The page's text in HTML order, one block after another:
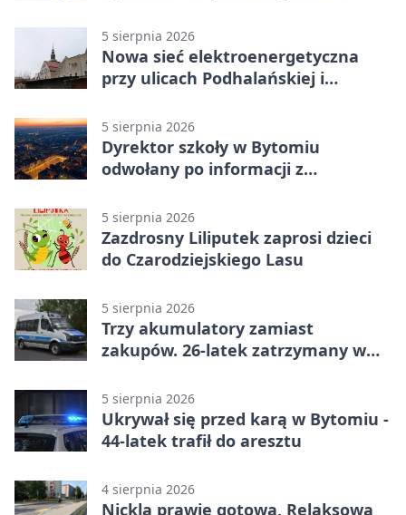
5 sierpnia 2026
Nowa sieć elektroenergetyczna
przy ulicach Podhalańskiej i
5 sierpnia 2026
Dyrektor szkoły w Bytomiu
odwołany po informacji z
5 sierpnia 2026
Zazdrosny Liliputek zaprosi dzieci
do Czarodziejskiego Lasu
5 sierpnia 2026
Trzy akumulatory zamiast
zakupów. 26-latek zatrzymany w
5 sierpnia 2026
Ukrywał się przed karą w Bytomiu -
44-latek trafił do aresztu
4 sierpnia 2026
Nickla prawie gotowa, Relaksowa